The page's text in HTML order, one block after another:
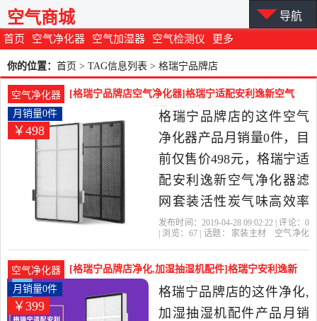
首页 空气净化器 空气加湿器 空气检测仪 更多
空气商城 导航
你的位置： 首页 > TAG信息列表 > 格瑞宁品牌店
空气净化器
[格瑞宁品牌店空气净化器]格瑞宁适配安利逸新空气
净化器滤网套装月销量0件仅售498元
￥498
月销量0件
格瑞宁品牌店的这件空气
净化器产品月销量0件，目
前仅售价498元，格瑞宁适
配安利逸新空气净化器滤
网套装活性炭气味高效率
除味滤芯是2019年格瑞宁
性价比很高的空气净化
器，由上海发货。
发布时间：2019-04-28 09:02:22 | 评论： 0
| 浏览： 67| 话题： 家装主材
空气净化
空气净化器
[格瑞宁品牌店净化,加湿抽湿机配件]格瑞宁安利逸新
空气净化器滤网安利HE月销量0件仅售399元
￥399
月销量0件
格瑞宁品牌店的这件净化,
加湿抽湿机配件产品月销